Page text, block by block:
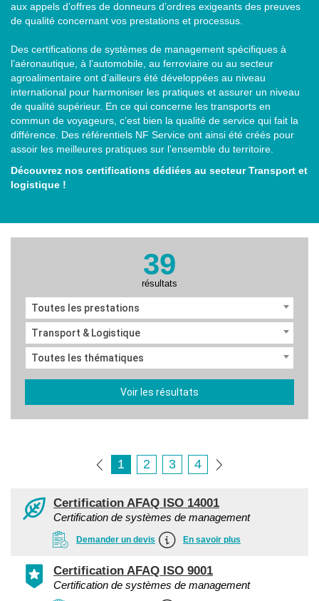
aux appels d’offres de donneurs d’ordres exigeants des preuves
de qualité concernant vos prestations et processus.
Des certifications de systèmes de management spécifiques à
l’aéronautique, à l’automobile, au ferroviaire ou au secteur
agroalimentaire ont d’ailleurs été développées au niveau
international pour harmoniser les pratiques et assurer un niveau
de qualité supérieur. En ce qui concerne les transports en
commun de voyageurs, c’est bien la qualité de service qui fait la
différence. Des référentiels NF Service ont ainsi été créés pour
assoir les meilleures pratiques sur l’ensemble du territoire.
Découvrez nos certifications dédiées au secteur Transport et
logistique !
39
résultats
Toutes les prestations
Transport & Logistique
Toutes les thématiques
Voir les résultats
1 2 3 4
Certification AFAQ ISO 14001
Certification de systèmes de management
Demander un devis En savoir plus
Certification AFAQ ISO 9001
Certification de systèmes de management